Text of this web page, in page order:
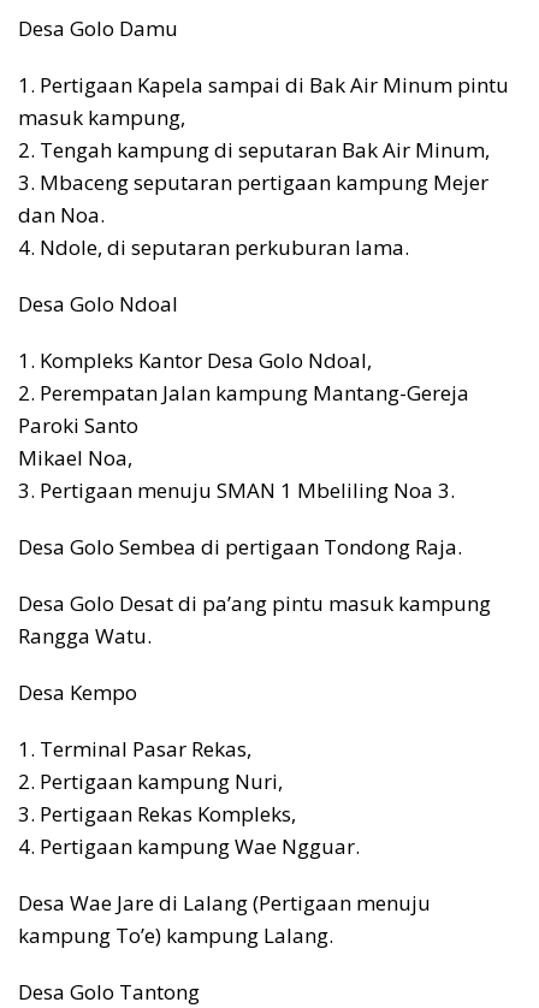
Desa Golo Damu
1. Pertigaan Kapela sampai di Bak Air Minum pintu
masuk kampung,
2. Tengah kampung di seputaran Bak Air Minum,
3. Mbaceng seputaran pertigaan kampung Mejer
dan Noa.
4. Ndole, di seputaran perkuburan lama.
Desa Golo Ndoal
1. Kompleks Kantor Desa Golo Ndoal,
2. Perempatan Jalan kampung Mantang-Gereja
Paroki Santo
Mikael Noa,
3. Pertigaan menuju SMAN 1 Mbeliling Noa 3.
Desa Golo Sembea di pertigaan Tondong Raja.
Desa Golo Desat di pa’ang pintu masuk kampung
Rangga Watu.
Desa Kempo
1. Terminal Pasar Rekas,
2. Pertigaan kampung Nuri,
3. Pertigaan Rekas Kompleks,
4. Pertigaan kampung Wae Ngguar.
Desa Wae Jare di Lalang (Pertigaan menuju
kampung To’e) kampung Lalang.
Desa Golo Tantong